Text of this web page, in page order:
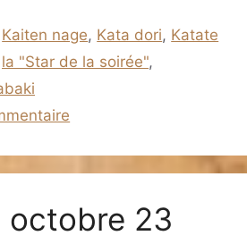
Kaiten nage, Kata dori, Katate
la "Star de la soirée",
octobre 23